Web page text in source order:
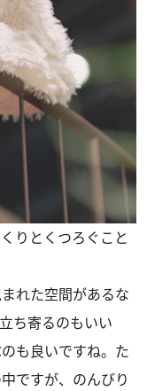
りとくつろぐこと
れた空間があるな
ち寄るのもいい
も良いですね。た
ですが、のんびり